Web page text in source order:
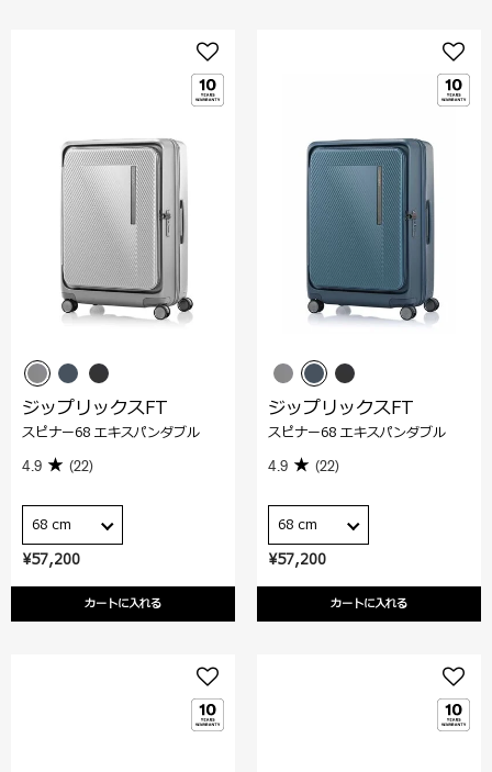
¥57,200
カートに入れる
ジップリックスFT
スピナー68 エキスパンダブル
4.9 (22)
68 cm
¥57,200
カートに入れる
ジップリックスFT
スピナー68 エキスパンダブル
4.9 (22)
68 cm